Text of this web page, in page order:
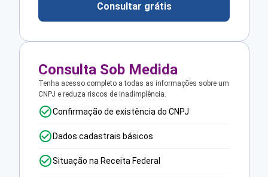
Consultar grátis
Consulta Sob Medida
Tenha acesso completo a todas as informações sobre um
CNPJ e reduza riscos de inadimplência.
Confirmação de existência do CNPJ
Dados cadastrais básicos
Situação na Receita Federal